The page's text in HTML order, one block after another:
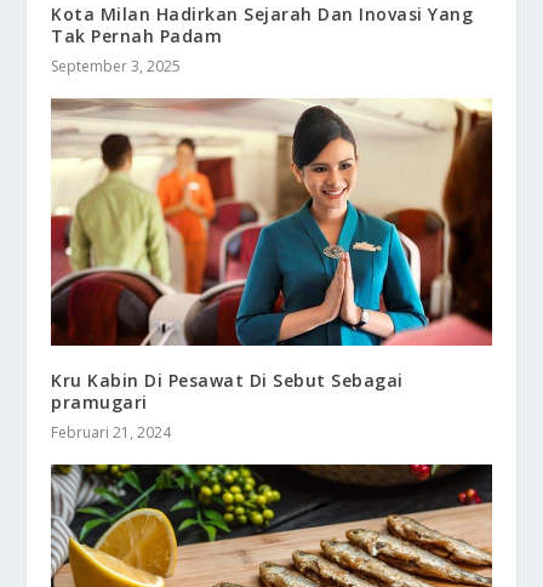
Kota Milan Hadirkan Sejarah Dan Inovasi Yang
Tak Pernah Padam
September 3, 2025
Kru Kabin Di Pesawat Di Sebut Sebagai
pramugari
Februari 21, 2024